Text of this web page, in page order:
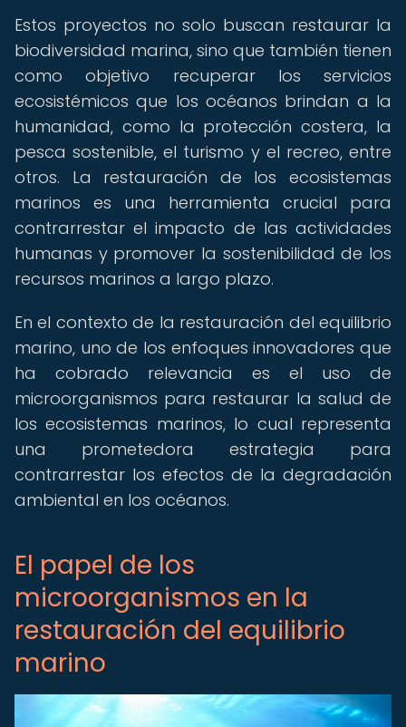
Estos proyectos no solo buscan restaurar la
biodiversidad marina, sino que también tienen
como objetivo recuperar los servicios
ecosistémicos que los océanos brindan a la
humanidad, como la protección costera, la
pesca sostenible, el turismo y el recreo, entre
otros. La restauración de los ecosistemas
marinos es una herramienta crucial para
contrarrestar el impacto de las actividades
humanas y promover la sostenibilidad de los
recursos marinos a largo plazo.
En el contexto de la restauración del equilibrio
marino, uno de los enfoques innovadores que
ha cobrado relevancia es el uso de
microorganismos para restaurar la salud de
los ecosistemas marinos, lo cual representa
una prometedora estrategia para
contrarrestar los efectos de la degradación
ambiental en los océanos.
El papel de los
microorganismos en la
restauración del equilibrio
marino